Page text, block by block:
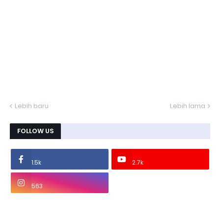
Lebih baru Lebih lama
FOLLOW US
1.5k 2.7k
563